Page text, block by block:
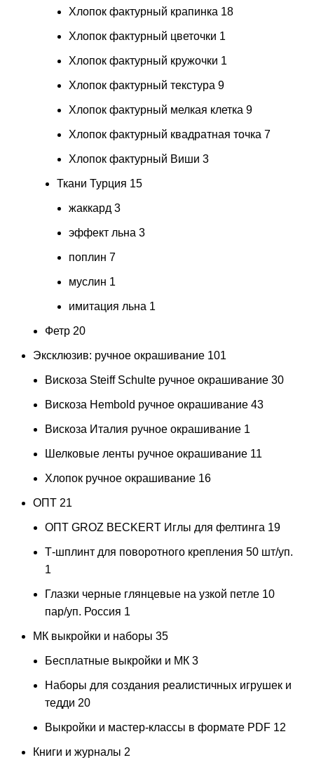
Хлопок фактурный крапинка 18
Хлопок фактурный цветочки 1
Хлопок фактурный кружочки 1
Хлопок фактурный текстура 9
Хлопок фактурный мелкая клетка 9
Хлопок фактурный квадратная точка 7
Хлопок фактурный Виши 3
Ткани Турция 15
жаккард 3
эффект льна 3
поплин 7
муслин 1
имитация льна 1
Фетр 20
Эксклюзив: ручное окрашивание 101
Вискоза Steiff Schulte ручное окрашивание 30
Вискоза Hembold ручное окрашивание 43
Вискоза Италия ручное окрашивание 1
Шелковые ленты ручное окрашивание 11
Хлопок ручное окрашивание 16
ОПТ 21
ОПТ GROZ BECKERT Иглы для фелтинга 19
Т-шплинт для поворотного крепления 50 шт/уп.
1
Глазки черные глянцевые на узкой петле 10
пар/уп. Россия 1
МК выкройки и наборы 35
Бесплатные выкройки и МК 3
Наборы для создания реалистичных игрушек и
тедди 20
Выкройки и мастер-классы в формате PDF 12
Книги и журналы 2